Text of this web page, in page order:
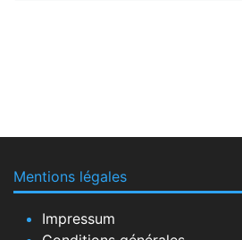
Mentions légales
Impressum